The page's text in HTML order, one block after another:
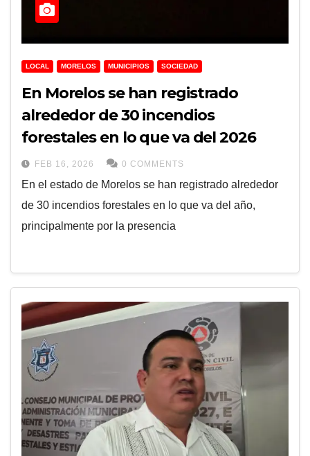
LOCAL MORELOS MUNICIPIOS SOCIEDAD
En Morelos se han registrado
alrededor de 30 incendios
forestales en lo que va del 2026
FEB 16, 2026 0 COMMENTS
En el estado de Morelos se han registrado alrededor
de 30 incendios forestales en lo que va del año,
principalmente por la presencia